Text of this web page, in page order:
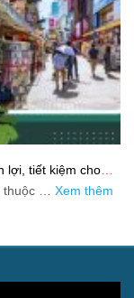
lợi, tiết kiệm cho
thuộc … Xem thêm